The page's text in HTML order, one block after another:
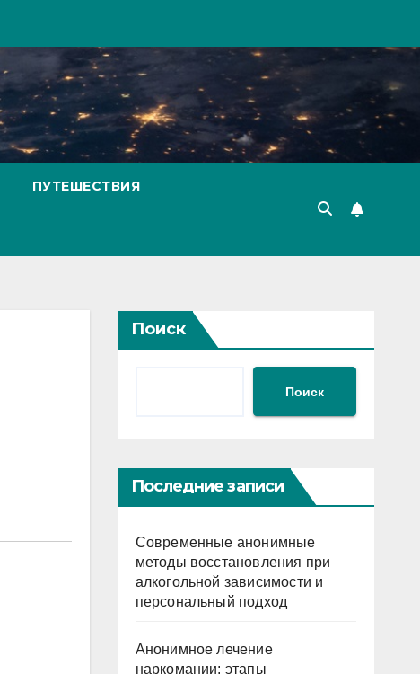
ПУТЕШЕСТВИЯ
Поиск
Поиск
Последние записи
Современные анонимные
методы восстановления при
алкогольной зависимости и
персональный подход
Анонимное лечение
наркомании: этапы